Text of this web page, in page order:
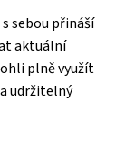
sebou přináší
aktuální
plně využít
udržitelný